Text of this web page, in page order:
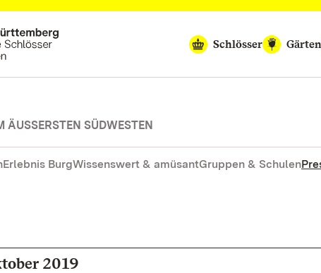
Schlösser
Gärten
SÜDWESTEN
Erlebnis BurgWissenswert & amüsantGruppen & Schulen
2019